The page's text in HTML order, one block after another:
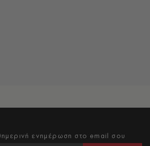
ενημέρωση στο email σου